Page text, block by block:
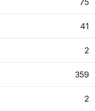
75
41
2
359
2